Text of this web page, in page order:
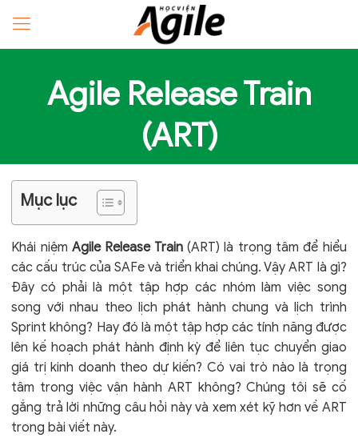
Agile Release Train
(ART)
Mục lục
Khái niệm Agile Release Train(ART) là trọng tâm để hiểu
các cấu trúc của SAFe và triển khai chúng. Vậy ART là gì?
Đây có phải là một tập hợp các nhóm làm việc song
song với nhau theo lịch phát hành chung và lịch trình
Sprint không? Hay đó là một tập hợp các tính năng được
lên kế hoạch phát hành định kỳ để liên tục chuyển giao
giá trị kinh doanh theo dự kiến? Có vai trò nào là trọng
tâm trong việc vận hành ART không? Chúng tôi sẽ cố
gắng trả lời những câu hỏi này và xem xét kỹ hơn về ART
trong bài viết này.